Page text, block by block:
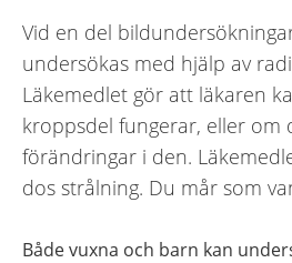
Vid en del
undersökas med hjälp av
Läkemedlet gör att läkaren
kroppsdel fungerar, eller om
förändringar i den.
dos strålning. Du mår som
Både vuxna och barn kan